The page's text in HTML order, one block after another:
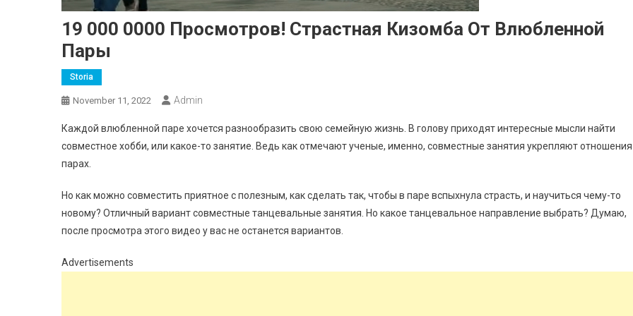
19 000 0000 Просмотров! Страстная Кизомба От Влюбленной
Пары
Storia
November 11, 2022 Admin
Каждой влюбленной паре хочется разнообразить свою семейную жизнь. В голову приходят интересные мысли найти
совместное хобби, или какое-то занятие. Ведь как отмечают ученые, именно, совместные занятия укрепляют
парах.
Но как можно совместить приятное с полезным, как сделать так, чтобы в паре вспыхнула страсть, и научиться чему-то
новому? Отличный вариант совместные танцевальные занятия. Но какое танцевальное направление выбрать? Думаю,
после просмотра этого видео у вас не останется вариантов.
Advertisements